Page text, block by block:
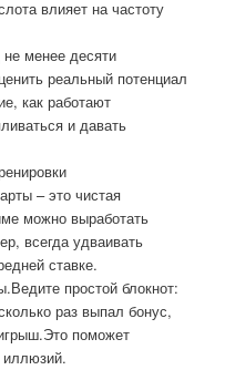
влияет на частоту
менее десяти
реальный потенциал
как работают
и давать
– это чистая
можно выработать
всегда удваивать
ставке.
простой блокнот:
раз выпал бонус,
поможет
иллюзий.